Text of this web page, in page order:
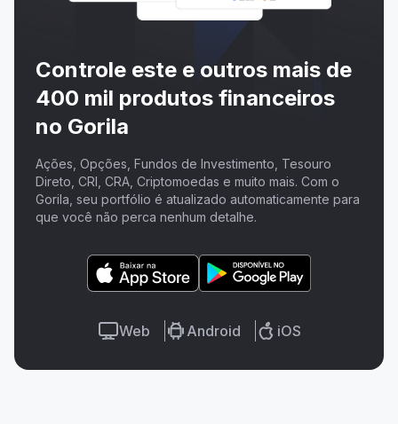
Controle este e outros mais de
400 mil produtos financeiros
no Gorila
Ações, Opções, Fundos de Investimento, Tesouro
Direto, CRI, CRA, Criptomoedas e muito mais. Com o
Gorila, seu portfólio é atualizado automaticamente para
que você não perca nenhum detalhe.
Web Android iOS